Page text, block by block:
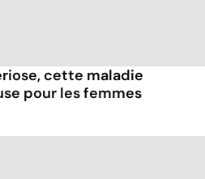
cette maladie
pour les femmes